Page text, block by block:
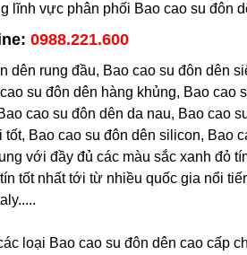
lĩnh vực phân phối Bao cao su đôn
0988.221.600
rung đầu, Bao cao su đôn dên
su đôn dên hàng khủng, Bao cao
cao su đôn dên da nau, Bao cao
Bao cao su đôn dên silicon, Bao
với đầy đủ các màu sắc xanh đỏ
tốt nhất tới từ nhiều quốc gia nổi
loại Bao cao su đôn dên cao cấp